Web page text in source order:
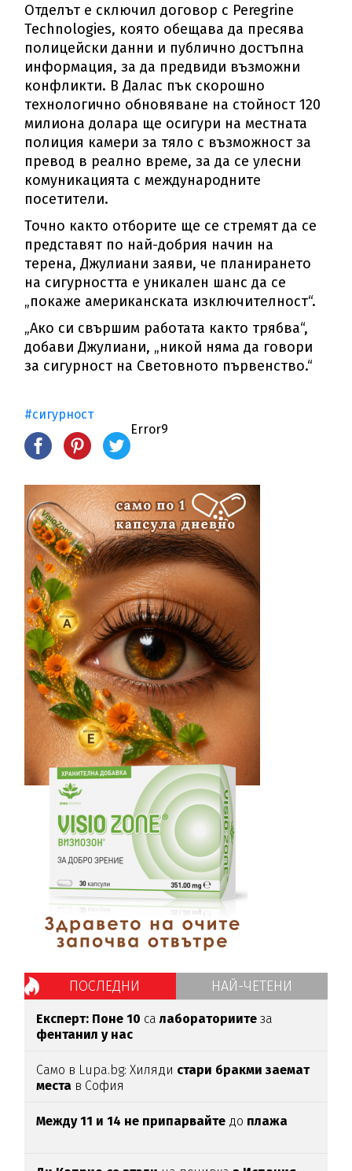
Отделът е сключил договор с Peregrine
Technologies, която обещава да пресява
полицейски данни и публично достъпна
информация, за да предвиди възможни
конфликти. В Далас пък скорошно
технологично обновяване на стойност 120
милиона долара ще осигури на местната
полиция камери за тяло с възможност за
превод в реално време, за да се улесни
комуникацията с международните
посетители.
Точно както отборите ще се стремят да се
представят по най-добрия начин на
терена, Джулиани заяви, че планирането
на сигурността е уникален шанс да се
„покаже американската изключителност“.
„Ако си свършим работата както трябва“,
добави Джулиани, „никой няма да говори
за сигурност на Световното първенство.“
#сигурност
Error9
ПОСЛЕДНИ НАЙ-ЧЕТЕНИ
Експерт: Поне 10 салабораториите за
фентанил у нас
Само в Lupa.bg: Хиляди стари бракми заемат
места в София
Между 11 и 14 не припарвайте до плажа